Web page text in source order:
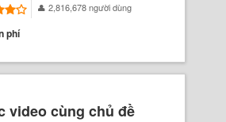
2,816,678 người dùng
phí
video cùng chủ đề